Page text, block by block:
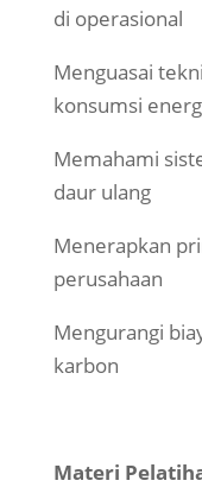
di operasional
Menguasai
konsumsi
Memahami
daur ulang
Menerapkan
perusahaan
Mengurangi
karbon
Materi